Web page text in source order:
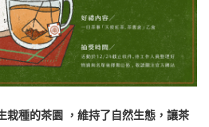
栽種的茶園 ，維持了自然生態，讓茶